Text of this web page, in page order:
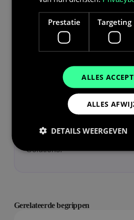
De informatie in onze
u te informeren en is
ervaring binnen de
vervangt geen persoonlijk
steeds contact opnemen met
Solutions.
Gerelateerde begrippen
Prestatie Targeting
ALLES
ALLES
DETAILS WEERGEVEN
cookies. Deze cookies kunnen niet